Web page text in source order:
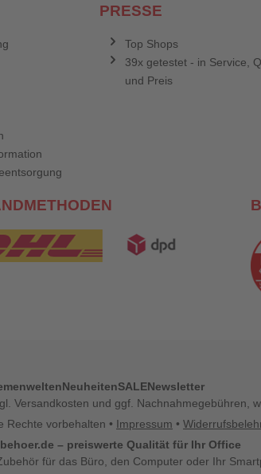
PRESSE
Top Shops
39x getestet - in Service,
und Preis
NeuheitenSALENewsletter
Versandkosten und ggf. Nachnahmegebühren,
Rechte vorbehalten • Impressum •
– preiswerte Qualität für Ihr Office
für das Büro, den Computer oder Ihr